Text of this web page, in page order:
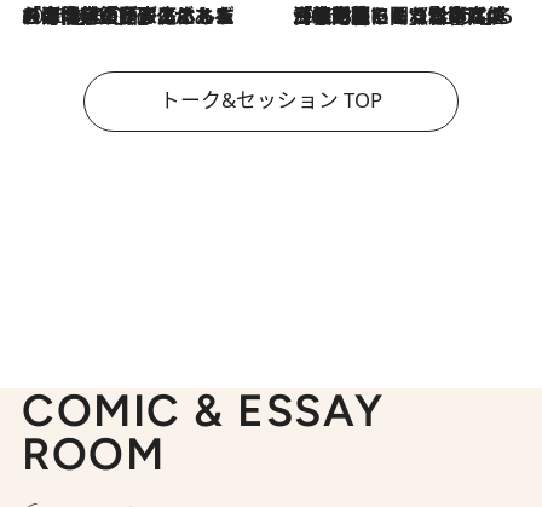
2026.8.3
「今後値上げがあるとすれば…」「リスクがあるのは今年の冬」エネルギー専門家が語る、ホルムズ海峡封鎖が家庭にもたらす“ある心配” 2026.8.3
「住宅建てられない…」「サーチャージ料の高値が続いている」ホルムズ海峡封鎖による影響はいつまで続く？《エネルギー専門家に聞く“どうなる日本の暮らし”》
トーク&セッション TOP
COMIC & ESSAY
ROOM